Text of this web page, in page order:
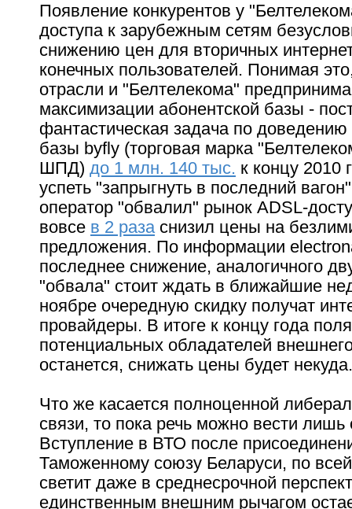
Появление конкурентов у
доступа к зарубежным сетям
снижению цен для вторичных
конечных пользователей. Понимая
отрасли и "Белтелекома"
максимизации абонентской базы -
фантастическая задача по доведению
базы byfly (торговая марка
ШПД) до 1 млн. 140 тыс. к концу 2010
успеть "запрыгнуть в последний
оператор "обвалил" рынок ADSL-
вовсе в 2 разаснизил цены на
предложения. По информации
последнее снижение, аналогичного
"обвала" стоит ждать в ближайшие
ноябре очередную скидку получат
провайдеры. В итоге к концу года
потенциальных обладателей
останется, снижать цены будет некуда.
Что же касается полноценной
связи, то пока речь можно вести
Вступление в ВТО после
Таможенному союзу Беларуси, по
светит даже в среднесрочной
единственным внешним рычагом